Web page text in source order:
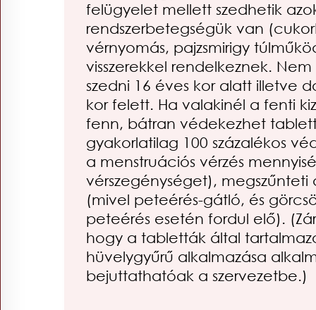
felügyelet mellett szedhetik
rendszerbetegségük van
vérnyomás, pajzsmirigy
visszerekkel rendelkeznek.
szedni 16 éves kor alatt illetve
kor felett. Ha valakinél a fenti
fenn, bátran védekezhet
gyakorlatilag 100 százalékos
a menstruációs vérzés
vérszegénységet),
(mivel peteérés-gátló, és
peteérés esetén fordul elő).
hogy a tabletták által
hüvelygyűrű alkalmazása
bejuttathatóak a szervezetbe.)